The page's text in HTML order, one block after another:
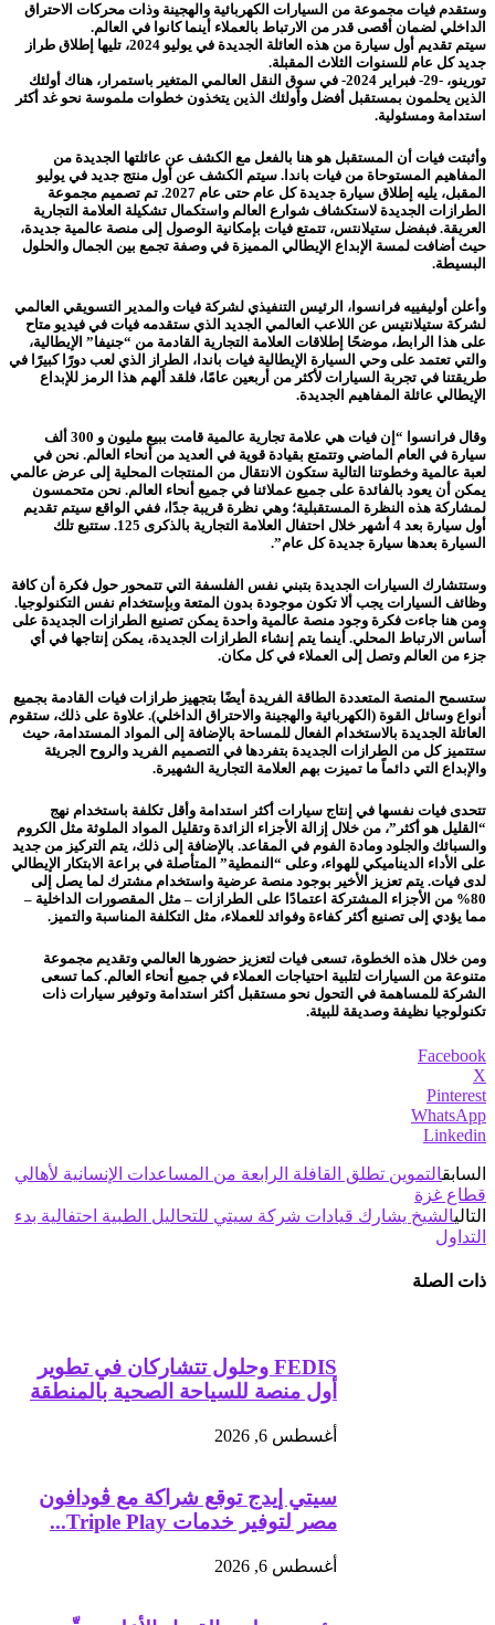
وستقدم فيات مجموعة من السيارات الكهربائية والهجينة وذات محركات الاحتراق
الداخلي لضمان أقصى قدر من الارتباط بالعملاء أينما كانوا في العالم.
سيتم تقديم أول سيارة من هذه العائلة الجديدة في يوليو 2024، تليها إطلاق طراز
جديد كل عام للسنوات الثلاث المقبلة.
تورينو، -29- فبراير 2024- في سوق النقل العالمي المتغير باستمرار، هناك أولئك
الذين يحلمون بمستقبل أفضل وأولئك الذين يتخذون خطوات ملموسة نحو غد أكثر
استدامة ومسئولية.
وأثبتت فيات أن المستقبل هو هنا بالفعل مع الكشف عن عائلتها الجديدة من
المفاهيم المستوحاة من فيات باندا. سيتم الكشف عن أول منتج جديد في يوليو
المقبل، يليه إطلاق سيارة جديدة كل عام حتى عام 2027. تم تصميم مجموعة
الطرازات الجديدة لاستكشاف شوارع العالم واستكمال تشكيلة العلامة التجارية
العريقة. فبفضل ستيلانتس، تتمتع فيات بإمكانية الوصول إلى منصة عالمية جديدة،
حيث أضافت لمسة الإبداع الإيطالي المميزة في وصفة تجمع بين الجمال والحلول
البسيطة.
وأعلن أوليفييه فرانسوا، الرئيس التنفيذي لشركة فيات والمدير التسويقي العالمي
لشركة ستيلانتيس عن اللاعب العالمي الجديد الذي ستقدمه فيات في فيديو متاح
على هذا الرابط، موضحًا إطلاقات العلامة التجارية القادمة من “جنيفا” الإيطالية،
والتي تعتمد على وحي السيارة الإيطالية فيات باندا، الطراز الذي لعب دورًا كبيرًا في
طريقتنا في تجربة السيارات لأكثر من أربعين عامًا، فلقد ألهم هذا الرمز للإبداع
الإيطالي عائلة المفاهيم الجديدة.
وقال فرانسوا “إن فيات هي علامة تجارية عالمية قامت ببيع مليون و 300 ألف
سيارة في العام الماضي وتتمتع بقيادة قوية في العديد من أنحاء العالم. نحن في
لعبة عالمية وخطوتنا التالية ستكون الانتقال من المنتجات المحلية إلى عرض عالمي
يمكن أن يعود بالفائدة على جميع عملائنا في جميع أنحاء العالم. نحن متحمسون
لمشاركة هذه النظرة المستقبلية؛ وهي نظرة قريبة جدًا، ففي الواقع سيتم تقديم
أول سيارة بعد 4 أشهر خلال احتفال العلامة التجارية بالذكرى 125. ستتبع تلك
السيارة بعدها سيارة جديدة كل عام”.
وستتشارك السيارات الجديدة بتبني نفس الفلسفة التي تتمحور حول فكرة أن كافة
وظائف السيارات يجب ألا تكون موجودة بدون المتعة وبإستخدام نفس التكنولوجيا.
ومن هنا جاءت فكرة وجود منصة عالمية واحدة يمكن تصنيع الطرازات الجديدة على
أساس الارتباط المحلي. أينما يتم إنشاء الطرازات الجديدة، يمكن إنتاجها في أي
جزء من العالم وتصل إلى العملاء في كل مكان.
ستسمح المنصة المتعددة الطاقة الفريدة أيضًا بتجهيز طرازات فيات القادمة بجميع
أنواع وسائل القوة (الكهربائية والهجينة والاحتراق الداخلي). علاوة على ذلك، ستقوم
العائلة الجديدة بالاستخدام الفعال للمساحة بالإضافة إلى المواد المستدامة، حيث
ستتميز كل من الطرازات الجديدة بتفردها في التصميم الفريد والروح الجريئة
والإبداع التي دائماً ما تميزت بهم العلامة التجارية الشهيرة.
تتحدى فيات نفسها في إنتاج سيارات أكثر استدامة وأقل تكلفة باستخدام نهج
“القليل هو أكثر”، من خلال إزالة الأجزاء الزائدة وتقليل المواد الملوثة مثل الكروم
والسبائك والجلود ومادة الفوم في المقاعد. بالإضافة إلى ذلك، يتم التركيز من جديد
على الأداء الديناميكي للهواء، وعلى “النمطية” المتأصلة في براعة الابتكار الإيطالي
لدى فيات. يتم تعزيز الأخير بوجود منصة عرضية واستخدام مشترك لما يصل إلى
80% من الأجزاء المشتركة اعتمادًا على الطرازات – مثل المقصورات الداخلية –
مما يؤدي إلى تصنيع أكثر كفاءة وفوائد للعملاء، مثل التكلفة المناسبة والتميز.
ومن خلال هذه الخطوة، تسعى فيات لتعزيز حضورها العالمي وتقديم مجموعة
متنوعة من السيارات لتلبية احتياجات العملاء في جميع أنحاء العالم. كما تسعى
الشركة للمساهمة في التحول نحو مستقبل أكثر استدامة وتوفير سيارات ذات
تكنولوجيا نظيفة وصديقة للبيئة.
Facebook
X
Pinterest
WhatsApp
Linkedin
السابقالتموين تطلق القافلة الرابعة من المساعدات الإنسانية لأهالي
قطاع غزة
التاليالشيخ يشارك قيادات شركة سيتي للتحاليل الطبية احتفالية بدء
التداول
ذات الصلة
FEDIS وحلول تتشاركان في تطوير
أول منصة للسياحة الصحية بالمنطقة
أغسطس 6, 2026
سيتي إيدج توقع شراكة مع ڤودافون
مصر لتوفير خدمات Triple Play...
أغسطس 6, 2026